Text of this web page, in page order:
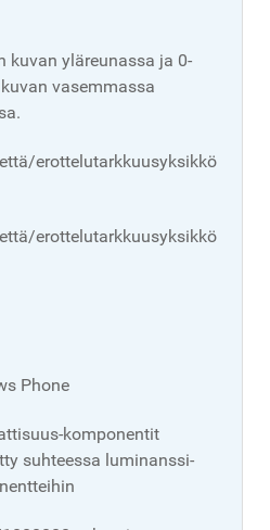
kuvan yläreunassa ja 0-
vasemmassa
erottelutarkkuusyksikkö
erottelutarkkuusyksikkö
Phone
komponentit
suhteessa luminanssi-